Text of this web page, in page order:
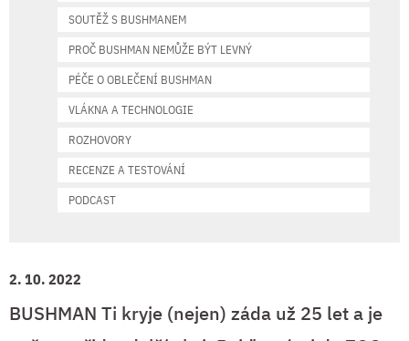
2. 10. 2022
BUSHMAN Ti kryje (nejen) záda už 25 let a je
SOUTĚŽ S BUSHMANEM
PROČ BUSHMAN NEMŮŽE BÝT LEVNÝ
PÉČE O OBLEČENÍ BUSHMAN
VLÁKNA A TECHNOLOGIE
ROZHOVORY
RECENZE A TESTOVÁNÍ
PODCAST